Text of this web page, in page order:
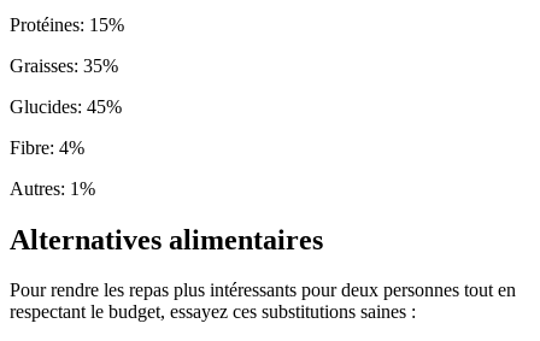
Protéines: 15%
Graisses: 35%
Glucides: 45%
Fibre: 4%
Autres: 1%
Alternatives alimentaires
Pour rendre les repas plus intéressants pour deux personnes tout en
respectant le budget, essayez ces substitutions saines :